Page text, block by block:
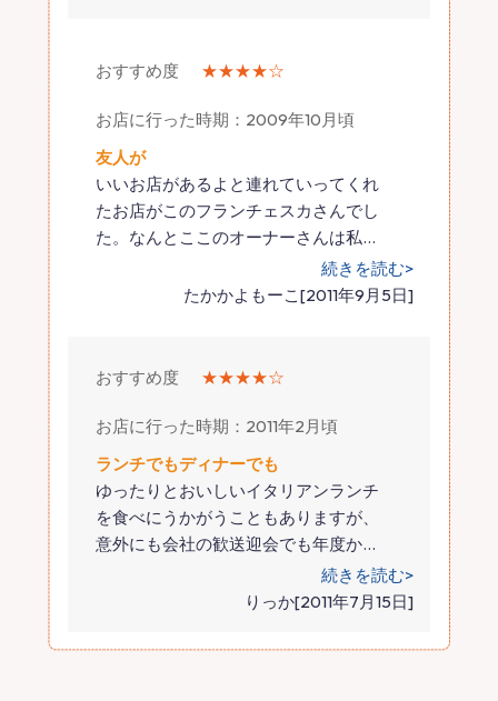
おすすめ度 ★★★★☆
お店に行った時期：2009年10月頃
友人が
いいお店があるよと連れていってくれ
たお店がこのフランチェスカさんでし
た。なんとここのオーナーさんは私…
続きを読む>
たかかよもーこ[2011年9月5日]
おすすめ度 ★★★★☆
お店に行った時期：2011年2月頃
ランチでもディナーでも
ゆったりとおいしいイタリアンランチ
を食べにうかがうこともありますが、
意外にも会社の歓送迎会でも年度か…
続きを読む>
りっか[2011年7月15日]